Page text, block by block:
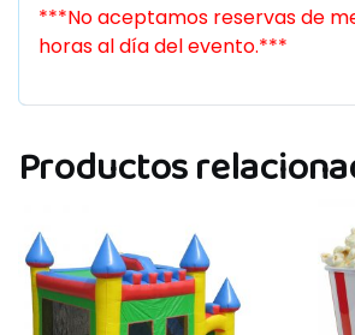
***No aceptamos reservas de
horas al día del evento.***
Productos